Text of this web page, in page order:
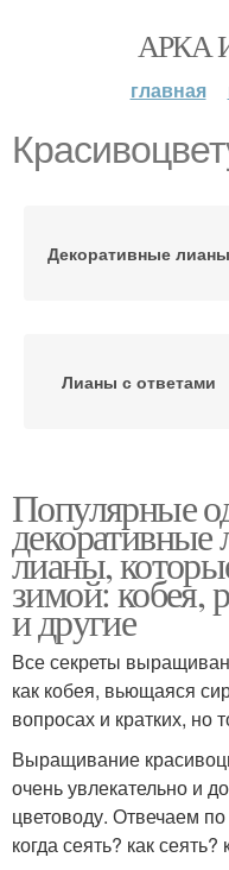
АРКА
главная
Декоративные лианы
Лианы с ответами
Лианы в цветник
Лианы для
вертикального
озеленения
Комнатные лианы
Популярные
лианы,
зимой: кобея,
и другие
Все секреты
как кобея, вьющаяся
вопросах и кратких, но
Выращивание
очень увлекательно и
цветоводу. Отвечаем
когда сеять? как